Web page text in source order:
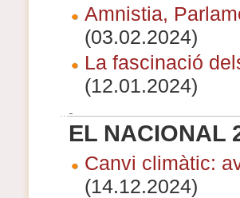
Amnistia,
(03.02.2024)
La fascinació
(12.01.2024)
EL NACIONAL
Canvi climàtic:
(14.12.2024)